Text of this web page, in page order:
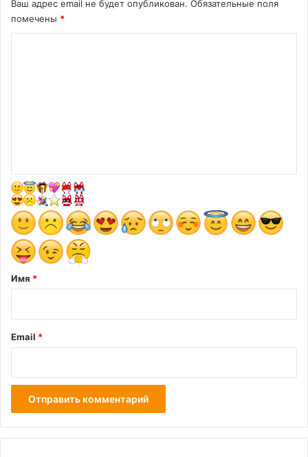
Ваш адрес email не будет опубликован. Обязательные поля
помечены *
а
р
и
й
Имя *
Email *